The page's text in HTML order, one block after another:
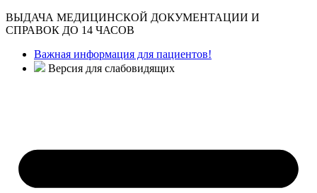
ВЫДАЧА МЕДИЦИНСКОЙ ДОКУМЕНТАЦИИ И
СПРАВОК ДО 14 ЧАСОВ
Важная информация для пациентов!
Версия для слабовидящих